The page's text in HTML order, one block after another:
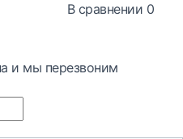
В сравнении 0
и мы перезвоним